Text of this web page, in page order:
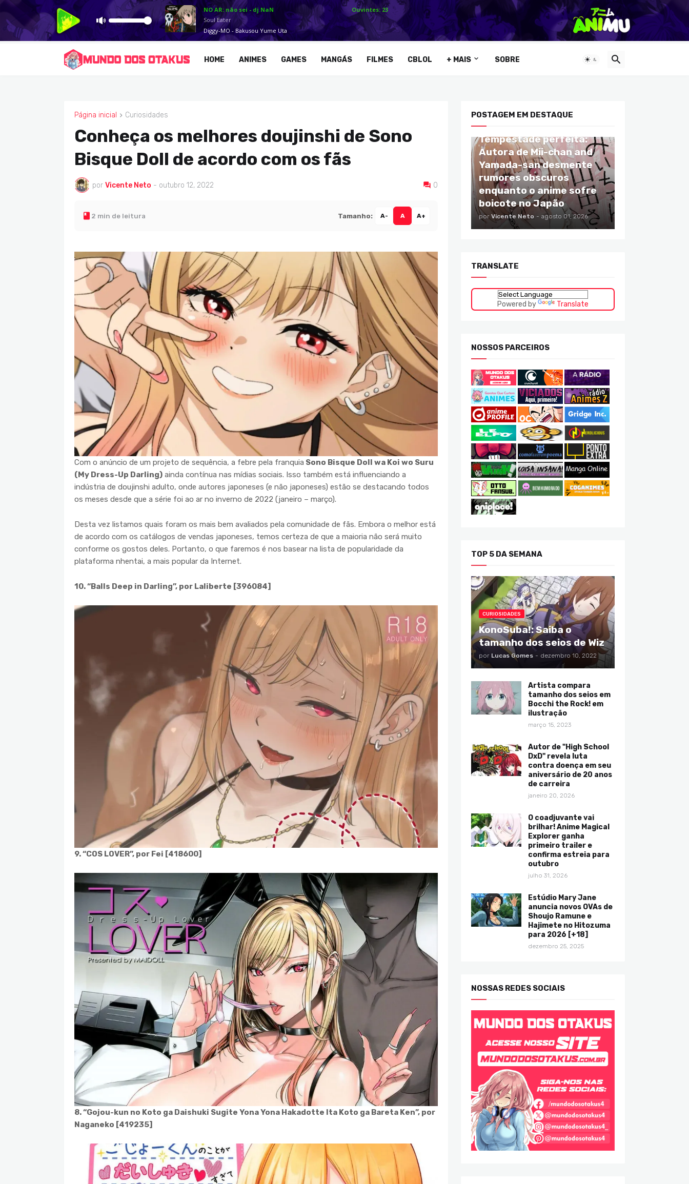
HOME ANIMES GAMES MANGÁS FILMES CBLOL + MAIS SOBRE
Página inicial Curiosidades
CURIOSIDADES
Conheça os melhores doujinshi de Sono
Bisque Doll de acordo com os fãs
por Vicente Neto - outubro 12, 2022 0
2 min de leitura Tamanho: A- A A+
Com o anúncio de um projeto de sequência, a febre pela franquia Sono Bisque Doll wa Koi wo Suru
(My Dress-Up Darling) ainda contínua nas mídias sociais. Isso também está influenciando a
indústria de doujinshi adulto, onde autores japoneses (e não japoneses) estão se destacando todos
os meses desde que a série foi ao ar no inverno de 2022 (janeiro – março).
Desta vez listamos quais foram os mais bem avaliados pela comunidade de fãs. Embora o melhor está
de acordo com os catálogos de vendas japoneses, temos certeza de que a maioria não será muito
conforme os gostos deles. Portanto, o que faremos é nos basear na lista de popularidade da
plataforma nhentai, a mais popular da Internet.
10. “Balls Deep in Darling”, por Laliberte [396084]
9. “COS LOVER”, por Fei [418600]
8. “Gojou-kun no Koto ga Daishuki Sugite Yona Yona Hakadotte Ita Koto ga Bareta Ken”, por
Naganeko [419235]
POSTAGEM EM DESTAQUE
Tempestade perfeita:
Autora de Mii-chan and
Yamada-san desmente
rumores obscuros
enquanto o anime sofre
boicote no Japão
por Vicente Neto - agosto 01, 2026
TRANSLATE
Powered by Translate
NOSSOS PARCEIROS
TOP 5 DA SEMANA
CURIOSIDADES
KonoSuba!: Saiba o
tamanho dos seios de Wiz
por Lucas Gomes - dezembro 10, 2022
Artista compara
tamanho dos seios em
Bocchi the Rock! em
ilustração
março 15, 2023
Autor de "High School
DxD" revela luta
contra doença em seu
aniversário de 20 anos
de carreira
janeiro 20, 2026
O coadjuvante vai
brilhar! Anime Magical
Explorer ganha
primeiro trailer e
confirma estreia para
outubro
julho 31, 2026
Estúdio Mary Jane
anuncia novos OVAs de
Shoujo Ramune e
Hajimete no Hitozuma
para 2026 [+18]
dezembro 25, 2025
NOSSAS REDES SOCIAIS